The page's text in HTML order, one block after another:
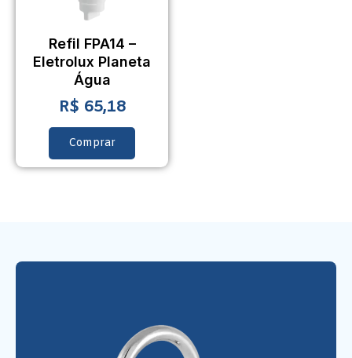
Refil FPA14 –
Eletrolux Planeta
Água
R$ 65,18
Comprar